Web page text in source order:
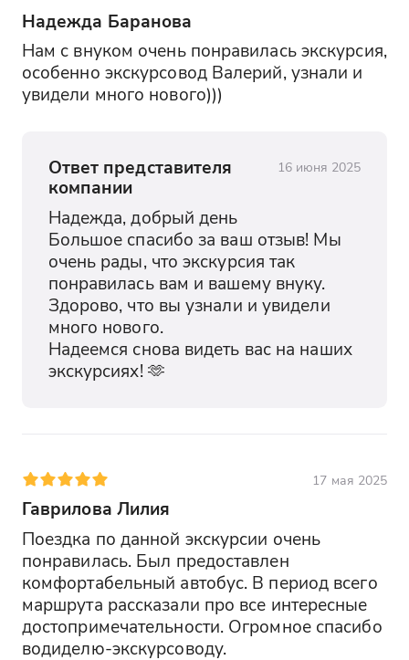
Надежда Баранова
Нам с внуком очень понравилась экскурсия,
особенно экскурсовод Валерий, узнали и
увидели много нового)))
Ответ представителя
компании
16 июня 2025
Надежда, добрый день
Большое спасибо за ваш отзыв! Мы
очень рады, что экскурсия так
понравилась вам и вашему внуку.
Здорово, что вы узнали и увидели
много нового.
Надеемся снова видеть вас на наших
экскурсиях! 🫶
17 мая 2025
Гаврилова Лилия
Поездка по данной экскурсии очень
понравилась. Был предоставлен
комфортабельный автобус. В период всего
маршрута рассказали про все интересные
достопримечательности. Огромное спасибо
водиделю-экскурсоводу.